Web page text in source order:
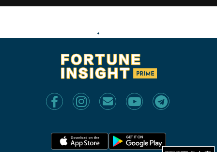
眼鏡不掉落